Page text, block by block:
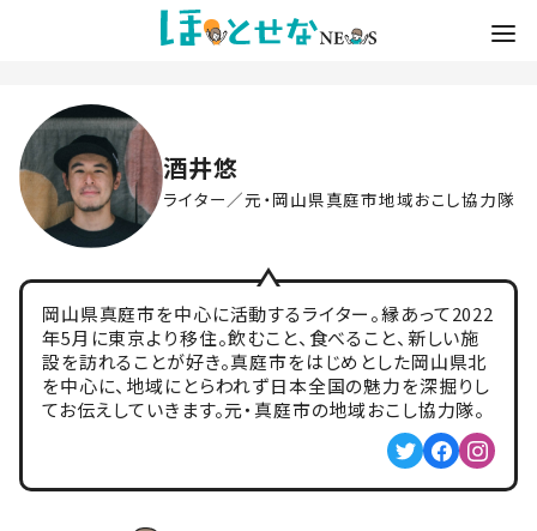
酒井悠
ライター／元・岡山県真庭市地域おこし協力隊
岡山県真庭市を中心に活動するライター。縁あって2022
年5月に東京より移住。飲むこと、食べること、新しい施
設を訪れることが好き。真庭市をはじめとした岡山県北
を中心に、地域にとらわれず日本全国の魅力を深掘りし
てお伝えしていきます。元・真庭市の地域おこし協力隊。